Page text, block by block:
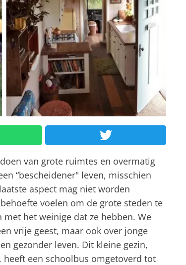
van grote ruimtes en overmatig
“bescheidener" leven, misschien
aspect mag niet worden
voelen om de grote steden te
het weinige dat ze hebben. We
vrije geest, maar ook over jonge
gezonder leven. Dit kleine gezin,
een schoolbus omgetoverd tot